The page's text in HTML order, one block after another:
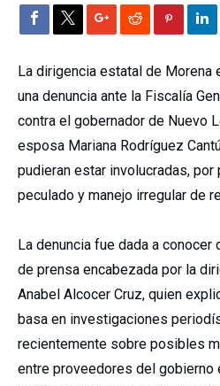
La dirigencia estatal de Morena
una denuncia ante la Fiscalía
contra el gobernador de Nuevo
esposa Mariana Rodríguez
pudieran estar involucradas,
peculado y manejo irregular de
La denuncia fue dada a conocer
de prensa encabezada por la
Anabel Alcocer Cruz, quien
basa en investigaciones
recientemente sobre posibles
entre proveedores del gobierno